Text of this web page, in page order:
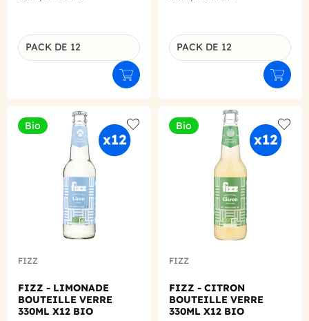
Déclinaison du produit
PACK DE 12
Ajouter au panier
Déclinaison du produit
PACK DE 12
Bio
Add to wishlist
FIZZ
FIZZ - LIMONADE
BOUTEILLE VERRE
330ML X12 BIO
Bio
Add
FIZZ
FIZZ - CITRON
BOUTEILLE VERRE
330ML X12 BIO